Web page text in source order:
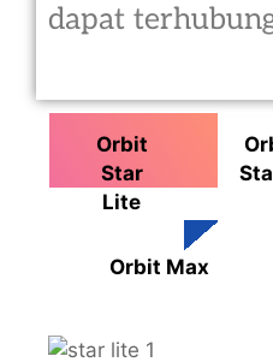
dapat
Orbit
Star
Lite
Orbit Max